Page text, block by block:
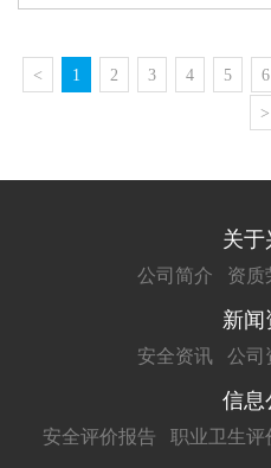
< 1 2 3 4 5 6
>
关于
公司简介 资质
新闻
安全资讯 公司
信息
安全评价报告 职业卫生评